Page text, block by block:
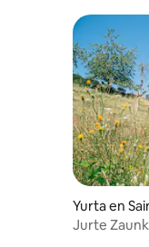
Yurta en
Jurte